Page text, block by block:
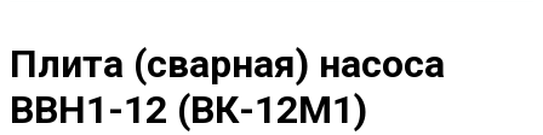
Плита (сварная) насоса
ВВН1-12 (ВК-12М1)